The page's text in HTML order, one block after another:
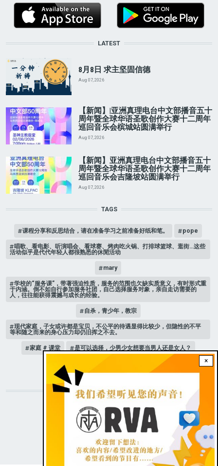
×
LATEST
8月8日 求主坚固信德
Aug 07, 2026
【新闻】|亚洲真理电台中文部播音五十
周年暨全球华语圣歌创作大赛十二周年
巡回音乐会槟城站圆满举行
Aug 07, 2026
【新闻】亚洲真理电台中文部播音五十
周年暨全球华语圣歌创作大赛十二周年
巡回音乐会吉隆坡站圆满举行
Aug 07, 2026
TAGS
课程分享和反思结合，请在准备学习之前准备好纸和笔。 pope
唱歌、看电影、听演唱会、看球赛、烤肉吃火锅、打排球篮球、逛街…这些
活动似乎是代代年轻人都很熟悉的休閒活动
mary
学校的“服务课”，带著强迫性质，服务的范围也欠缺实质意义，有时形式重
于内涵。倒不如自行参加服务社团，自己选择服务对象，亲自走访需要的
人，往往能获得震撼与成长的经验。
自杀，青少年，教宗
现代家庭，子女或许都是宝贝，不公平的待遇显得比较少，但隐性的不平
等和随之而来的身心压力却仍旧挥之不去。
家庭 # 课堂 是可以选择，少男少女想要当男人还是女人？
STAY CONNECTED WITH US!